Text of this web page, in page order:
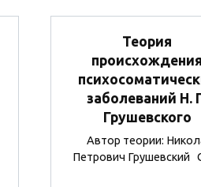
Теория
происхождения
заболеваний Н.
Грушевского
Автор теории:
Петрович Грушевский